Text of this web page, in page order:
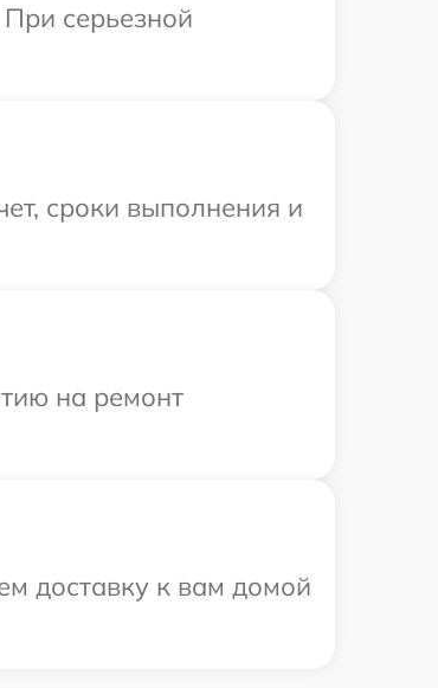
серьезной
сроки выполнения и
на ремонт
доставку к вам домой